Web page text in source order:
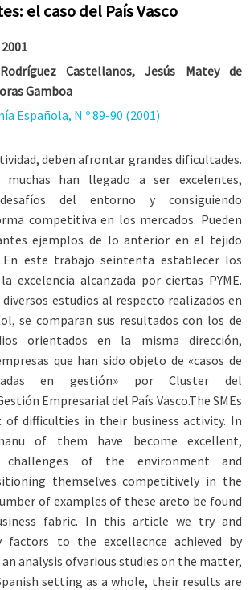
el caso del País Vasco
Castellanos, Jesús Matey de
Gamboa
Española, N.º 89-90 (2001)
deben afrontar grandes dificultades.
han llegado a ser excelentes,
del entorno y consiguiendo
competitiva en los mercados. Pueden
ejemplos de lo anterior en el tejido
este trabajo seintenta establecer los
excelencia alcanzada por ciertas PYME.
diversos estudios al respecto realizados en
se comparan sus resultados con los de
orientados en la misma dirección,
que han sido objeto de «casos de
en gestión» por Cluster del
Empresarial del País Vasco.The SMEs
difficulties in their business activity. In
of them have become excellent,
challenges of the environment and
themselves competitively in the
of examples of these areto be found
fabric. In this article we try and
factors to the excellecnce achieved by
an analysis ofvarious studies on the matter,
setting as a whole, their results are